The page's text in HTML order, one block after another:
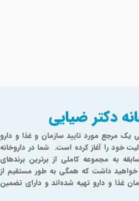
دکتر ضیایی
یک مرجع مورد تایید سازمان و غذا و دارو
از سال 1379 فعالیت خود را آغاز کرده است. شما در داروخانه
با 25 سال سابقه به مجموعه کاملی از برترین برندهای
داشت که همگی به طور مستقیم از
غذا و دارو تهیه شده‌اند و دارای تضمین